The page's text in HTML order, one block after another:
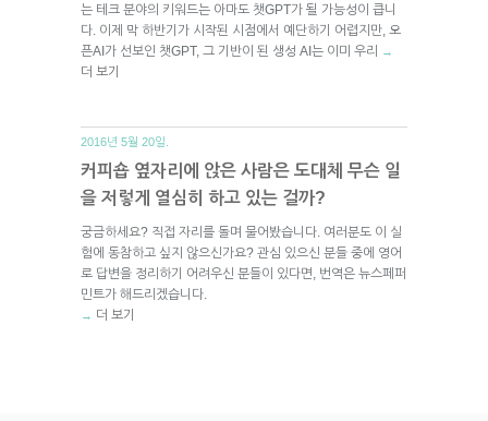
는 테크 분야의 키워드는 아마도 챗GPT가 될 가능성이 큽니
다. 이제 막 하반기가 시작된 시점에서 예단하기 어렵지만, 오
픈AI가 선보인 챗GPT, 그 기반이 된 생성 AI는 이미 우리
→
더 보기
2016년 5월 20일.
커피숍 옆자리에 앉은 사람은 도대체 무슨 일
을 저렇게 열심히 하고 있는 걸까?
궁금하세요? 직접 자리를 돌며 물어봤습니다. 여러분도 이 실
험에 동참하고 싶지 않으신가요? 관심 있으신 분들 중에 영어
로 답변을 정리하기 어려우신 분들이 있다면, 번역은 뉴스페퍼
민트가 해드리겠습니다.
→ 더 보기